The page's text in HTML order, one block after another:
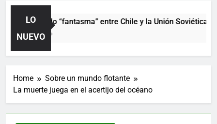
LO
NUEVO
El partido “fantasma” entre Chile y la Unión Soviética.
2 Días Ago
Home
Sobre un mundo flotante
La muerte juega en el acertijo del océano